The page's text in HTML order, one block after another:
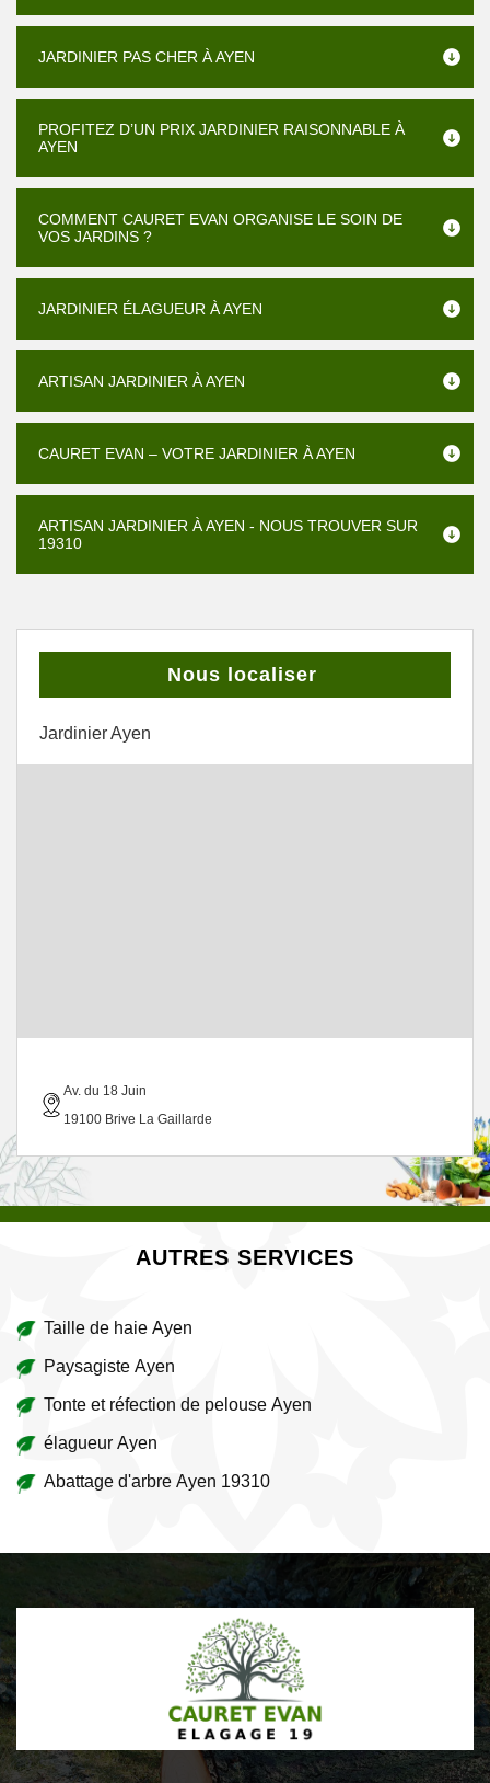
JARDINIER PAS CHER À AYEN
PROFITEZ D’UN PRIX JARDINIER RAISONNABLE À
AYEN
COMMENT CAURET EVAN ORGANISE LE SOIN DE
VOS JARDINS ?
JARDINIER ÉLAGUEUR À AYEN
ARTISAN JARDINIER À AYEN
CAURET EVAN – VOTRE JARDINIER À AYEN
ARTISAN JARDINIER À AYEN - NOUS TROUVER SUR
19310
Nous localiser
Jardinier Ayen
Av. du 18 Juin
19100 Brive La Gaillarde
AUTRES SERVICES
Taille de haie Ayen
Paysagiste Ayen
Tonte et réfection de pelouse Ayen
élagueur Ayen
Abattage d'arbre Ayen 19310